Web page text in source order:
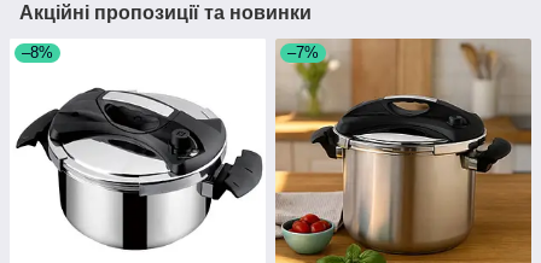
Акційні пропозиції та новинки
–8% –7%